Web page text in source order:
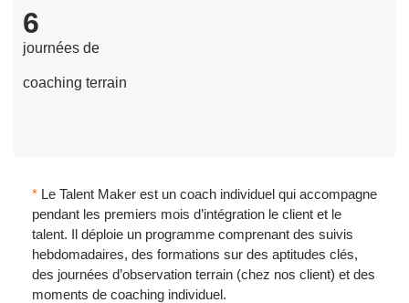
* Le Talent Maker est un coach individuel qui accompagne
pendant les premiers mois d’intégration le client et le
talent. Il déploie un programme comprenant des suivis
hebdomadaires, des formations sur des aptitudes clés,
des journées d’observation terrain (chez nos client) et des
moments de coaching individuel.
6
journées de
coaching terrain